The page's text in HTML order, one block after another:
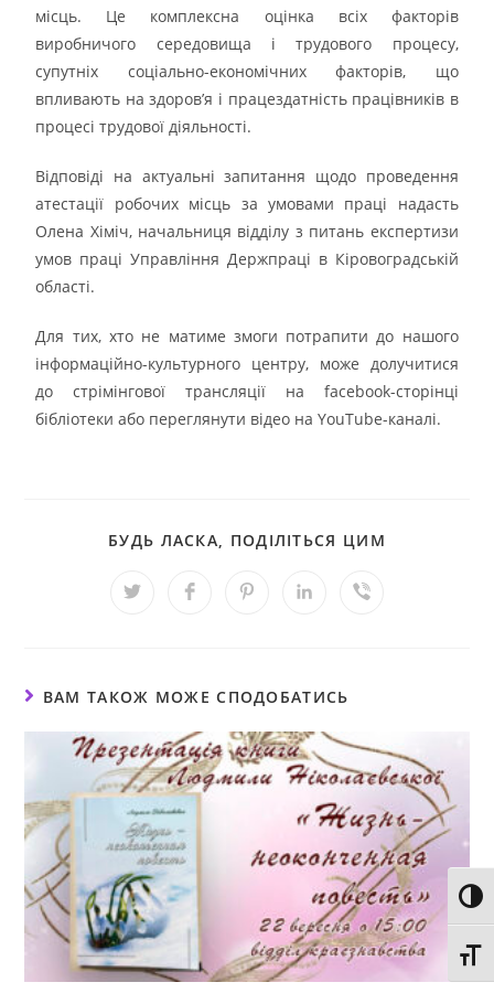
місць. Це комплексна оцінка всіх факторів
виробничого середовища і трудового процесу,
супутніх соціально-економічних факторів, що
впливають на здоров’я і працездатність працівників в
процесі трудової діяльності.
Відповіді на актуальні запитання щодо проведення
атестації робочих місць за умовами праці надасть
Олена Хіміч, начальниця відділу з питань експертизи
умов праці Управління Держпраці в Кіровоградській
області.
Для тих, хто не матиме змоги потрапити до нашого
інформаційно-культурного центру, може долучитися
до стрімінгової трансляції на facebook-сторінці
бібліотеки або переглянути відео на YouTube-каналі.
БУДЬ ЛАСКА, ПОДІЛІТЬСЯ ЦИМ
ВАМ ТАКОЖ МОЖЕ СПОДОБАТИСЬ